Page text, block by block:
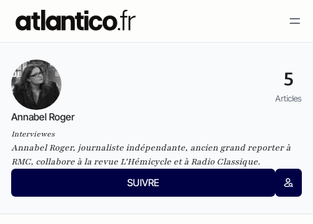
5
Articles
Annabel Roger
Interviewes
Annabel Roger, journaliste indépendante, ancien grand reporter à
RMC, collabore à la revue L'Hémicycle et à Radio Classique.
SUIVRE